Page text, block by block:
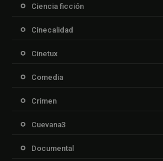
Ciencia ficción
Cinecalidad
Cinetux
Comedia
Crimen
Cuevana3
Documental